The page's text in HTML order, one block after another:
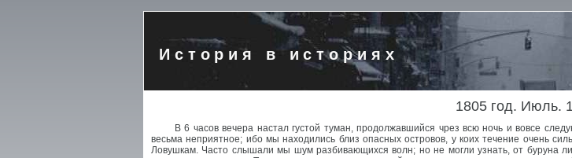
История в историях
1805 год. Июль.
В 6 часов вечера настал густой туман, продолжавшийся чрез всю ночь и вовсе
весьма неприятное; ибо мы находились близ опасных островов, у коих течение очень
Ловушкам. Часто слышали мы шум разбивающихся волн; но не могли узнать, от буруна